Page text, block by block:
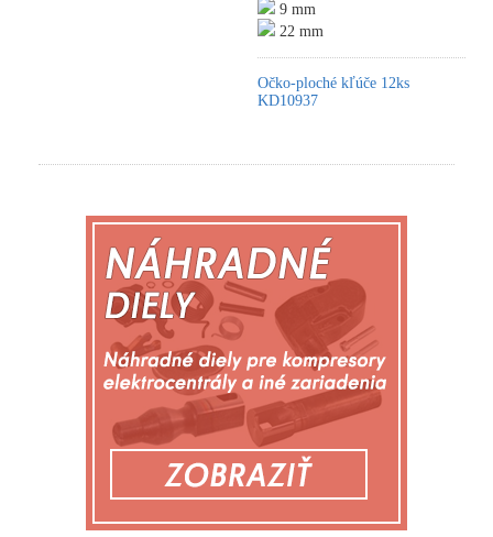
9 mm
22 mm
Očko-ploché kľúče 12ks
KD10937